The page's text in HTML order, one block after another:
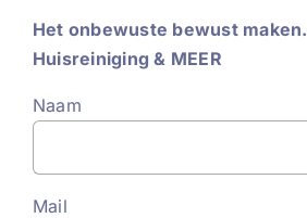
Het onbewuste bewust maken.
Huisreiniging & MEER
Naam
Mail